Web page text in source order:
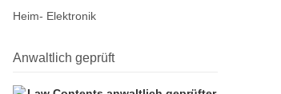
Heim- Elektronik
Anwaltlich geprüft